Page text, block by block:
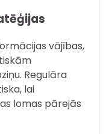
vājības,
Regulāra
lai
lomas pārejās